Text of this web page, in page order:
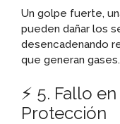
Un golpe fuerte,
pueden dañar los
desencadenando
que generan gases.
⚡ 5. Fallo
Protección